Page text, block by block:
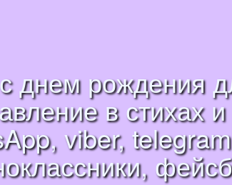
днем рождения
в стихах
viber,